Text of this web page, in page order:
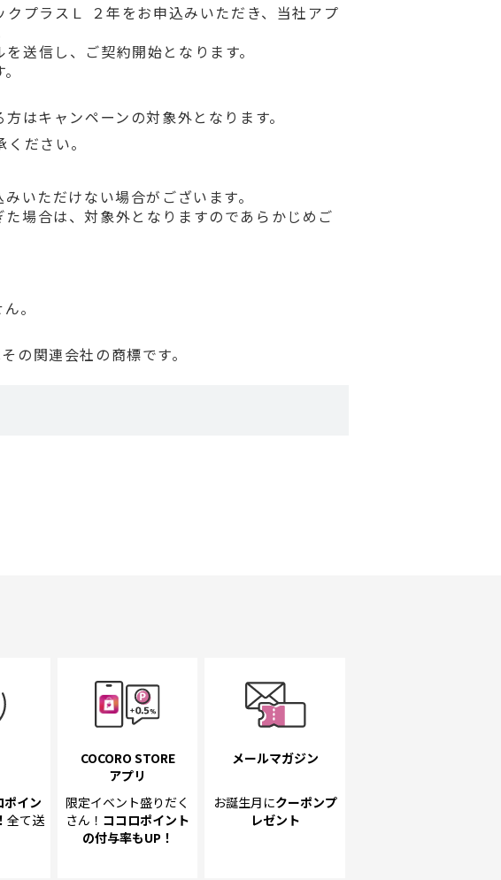
プラスＬ ２年をお申込みいただき、当社アプ
送信し、ご契約開始となります。
はキャンペーンの対象外となります。
ださい。
いただけない場合がございます。
場合は、対象外となりますのであらかじめご
。
関連会社の商標です。
ポイン
全て送
COCORO STORE
アプリ
限定イベント盛りだく
さん！ ココロポイント
の付与率もUP！
メールマガジン
お誕生月にクーポンプ
レゼント